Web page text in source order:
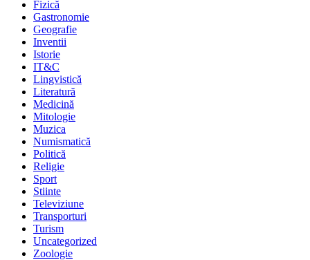
Fizică
Gastronomie
Geografie
Inventii
Istorie
IT&C
Lingvistică
Literatură
Medicină
Mitologie
Muzica
Numismatică
Politică
Religie
Sport
Stiinte
Televiziune
Transporturi
Turism
Uncategorized
Zoologie